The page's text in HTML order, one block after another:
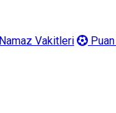
Vakitleri